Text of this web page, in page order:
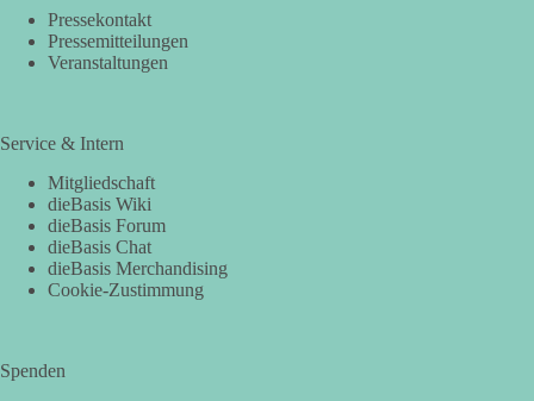
Pressekontakt
Pressemitteilungen
Veranstaltungen
Service & Intern
Mitgliedschaft
dieBasis Wiki
dieBasis Forum
dieBasis Chat
dieBasis Merchandising
Cookie-Zustimmung
Spenden